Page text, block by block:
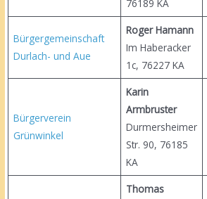
76189 KA
Bürgergemeinschaft
Durlach- und Aue
Roger Hamann
Im Haberacker
1c, 76227 KA
Bürgerverein
Grünwinkel
Karin
Armbruster
Durmersheimer
Str. 90, 76185
KA
Thomas